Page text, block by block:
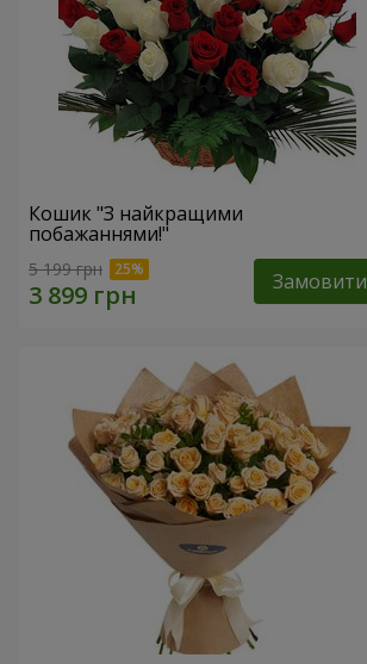
Кошик "З найкращими
побажаннями!"
5 199 грн Замовити